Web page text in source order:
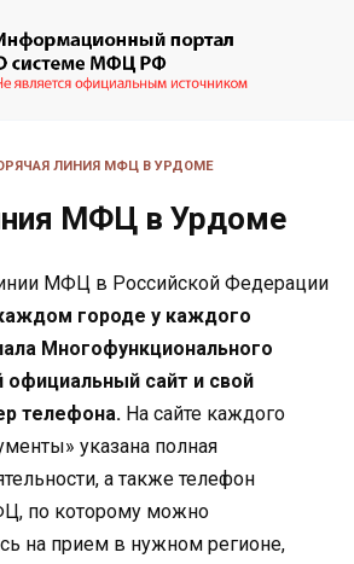
ЛИНИЯ МФЦ В УРДОМЕ
МФЦ в Урдоме
МФЦ в Российской Федерации
городе у каждого
Многофункционального
официальный сайт и свой
телефона. На сайте каждого
указана полная
а также телефон
по которому можно
на прием в нужном регионе,